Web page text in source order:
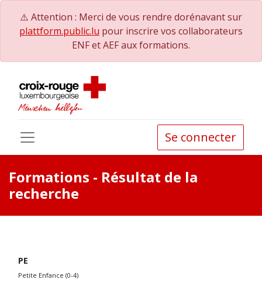
⚠️ Attention : Merci de vous rendre dorénavant sur
plattform.public.lu pour inscrire vos collaborateurs
ENF et AEF aux formations.
Se connecter
Formations - Résultat de la
recherche
PE
Petite Enfance (0-4)